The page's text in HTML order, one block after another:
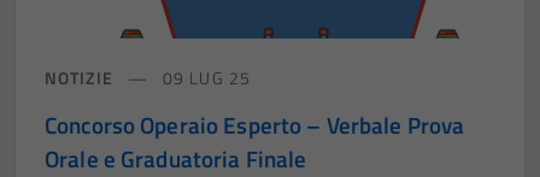
NOTIZIE 09 LUG 25
Concorso Operaio Esperto – Verbale Prova
Orale e Graduatoria Finale